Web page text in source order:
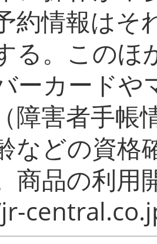
約情報はそ
る。このほ
ーカードや
障害者手帳
などの資格
商品の利用